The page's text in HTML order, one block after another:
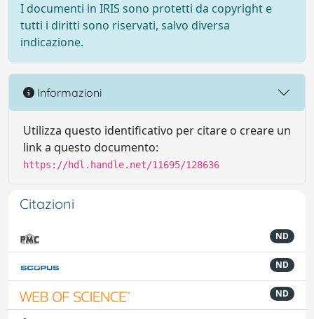
I documenti in IRIS sono protetti da copyright e
tutti i diritti sono riservati, salvo diversa
indicazione.
Informazioni
Utilizza questo identificativo per citare o creare un
link a questo documento:
https://hdl.handle.net/11695/128636
Citazioni
ND
ND
ND